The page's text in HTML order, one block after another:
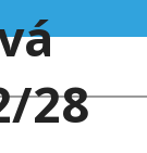
28